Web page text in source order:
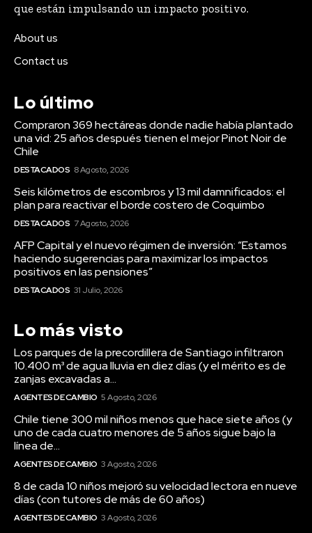
Lo último
Compraron 369 hectáreas donde nadie había plantado
una vid: 25 años después tienen el mejor Pinot Noir de
DESTACADOS 8 Agosto, 2026
Seis kilómetros de escombros y 13 mil damnificados: el
plan para reactivar el borde costero de Coquimbo
DESTACADOS
AFP Capital y el nuevo régimen de inversión: “Estamos
haciendo sugerencias para maximizar los impactos
positivos en las pensiones”
DESTACADOS 31 Julio, 2026
Lo más visto
10.400 m³ de agua lluvia en diez días (y el mérito es de
AGENTES DE CAMBIO 5 Agosto, 2026
Chile tiene 300 mil niños menos que hace siete años (y
uno de cada cuatro menores de 5 años sigue bajo la
línea de...
AGENTES DE CAMBIO 3 Agosto, 2026
8 de cada 10 niños mejoró su velocidad lectora en nueve
días (con tutores de más de 60 años)
AGENTES DE CAMBIO
Mapa del sitio